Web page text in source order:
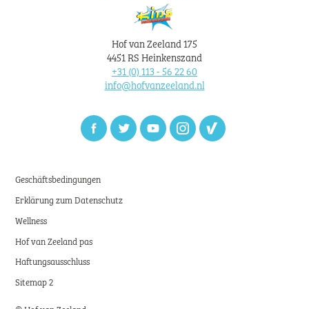
Hof van Zeeland 175
4451 RS Heinkenszand
+31 (0) 113 - 56 22 60
info@hofvanzeeland.nl
Geschäftsbedingungen
Erklärung zum Datenschutz
Wellness
Hof van Zeeland pas
Haftungsausschluss
Sitemap 2